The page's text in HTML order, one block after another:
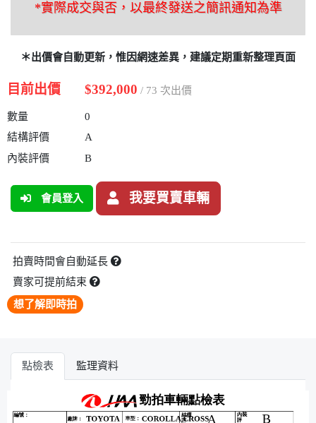
*實際成交與否，以最終發送之簡訊通知為準
＊出價會自動更新，惟因網速差異，建議定期重新整理頁面
目前出價 $392,000 / 73 次出價
數量
0
結構評價
A
內裝評價
B
會員登入 我要買賣車輛
拍賣時間會自動延長
賣家可提前結束
想了解即時拍
點檢表 監理資料